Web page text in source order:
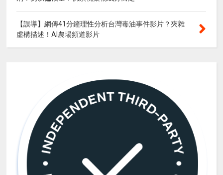
【誤導】網傳41分鐘理性分析台灣毒油事件影片？夾雜
虛構描述！AI農場頻道影片